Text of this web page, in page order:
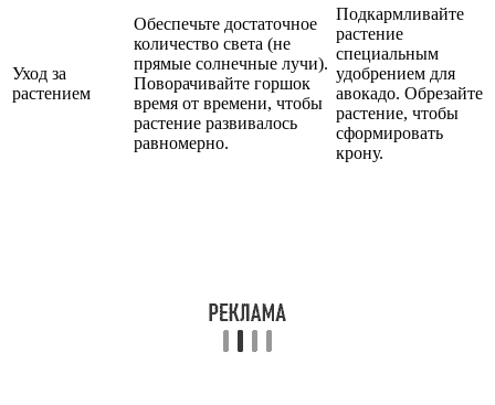
Уход за
растением
Обеспечьте достаточное
количество света (не
прямые солнечные лучи).
Поворачивайте горшок
время от времени, чтобы
растение развивалось
равномерно.
Подкармливайте
растение
специальным
удобрением для
авокадо. Обрезайте
растение, чтобы
сформировать
крону.